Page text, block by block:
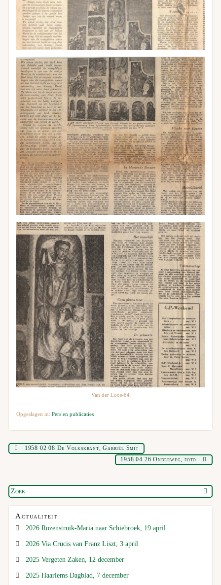
Van der Loos-84
Opgeslagen in:Pers en publicaties
1958 02 08 De Volkskrant, Gabriël Smit
1958 04 26 Onderweg, foto
Actualiteit
2026 Rozenstruik-Maria naar Schiebroek, 19 april
2026 Via Crucis van Franz Liszt, 3 april
2025 Vergeten Zaken, 12 december
2025 Haarlems Dagblad, 7 december